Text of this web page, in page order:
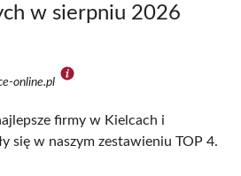
w sierpniu 2026
online.pl
firmy w Kielcach i
się w naszym zestawieniu TOP 4.